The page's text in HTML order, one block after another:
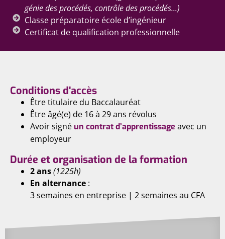
génie des procédés, contrôle des procédés...)
Classe préparatoire école d’ingénieur
Certificat de qualification professionnelle
Conditions d'accès
Être titulaire du Baccalauréat
Être âgé(e) de 16 à 29 ans révolus
Avoir signéun contrat d’apprentissage avec un
employeur
Durée et organisation de la formation
2 ans(1225h)
En alternance :
3 semaines en entreprise | 2 semaines au CFA